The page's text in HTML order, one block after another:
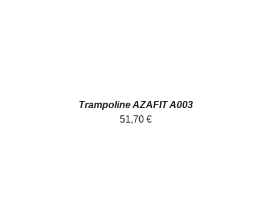
Trampoline AZAFIT A003
51,70 €